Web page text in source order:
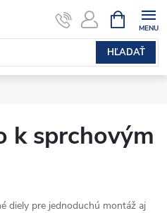
HĽADAŤ
KOŠÍK
k sprchovým
diely pre jednoduchú montáž aj